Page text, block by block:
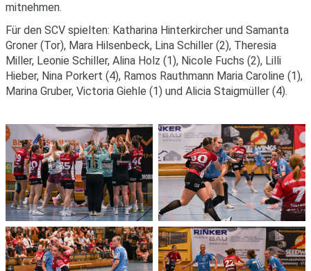
mitnehmen.
Für den SCV spielten: Katharina Hinterkircher und Samanta
Groner (Tor), Mara Hilsenbeck, Lina Schiller (2), Theresia
Miller, Leonie Schiller, Alina Holz (1), Nicole Fuchs (2), Lilli
Hieber, Nina Porkert (4), Ramos Rauthmann Maria Caroline (1),
Marina Gruber, Victoria Giehle (1) und Alicia Staigmüller (4).